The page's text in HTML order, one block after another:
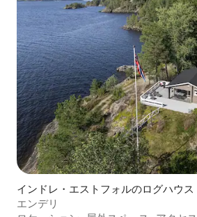
インドレ・エストフォルのログハウス
エンデリ